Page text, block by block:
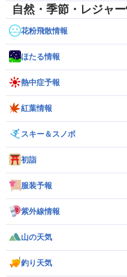
自然・季節・レジャ
花粉飛散情報
ほたる情報
熱中症予報
紅葉情報
スキー＆スノボ
初詣
服装予報
紫外線情報
山の天気
釣り天気